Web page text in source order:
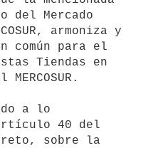
del Mercado
armoniza y
común para el
Tiendas en
40 del
sobre la